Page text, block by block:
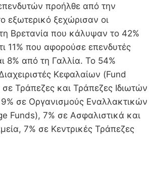
προήλθε από την
εξωτερικό ξεχώρισαν οι
Βρετανία που κάλυψαν το 42%
11% που αφορούσε επενδυτές
8% από τη Γαλλία. Το 54%
Κεφαλαίων (Fund
Τράπεζες και Τράπεζες Ιδιωτών
σε Οργανισμούς Εναλλακτικών
Funds), 7% σε Ασφαλιστικά και
7% σε Κεντρικές Τράπεζες